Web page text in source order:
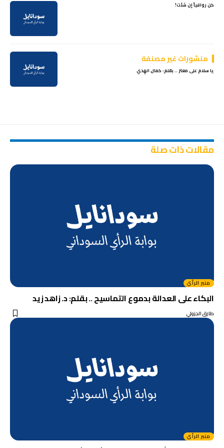
كن رواقياً إن شئت!
منشورات غير مصنفة
يا سلام على معتز .. بقلم: كمال الهِدي
مقالات ذات صلة
منبر الرأي
البكاء على العدالة بدموع التماسيح .. بقلم: د. زاهد زيد
طارق الجزولي
منبر الرأي